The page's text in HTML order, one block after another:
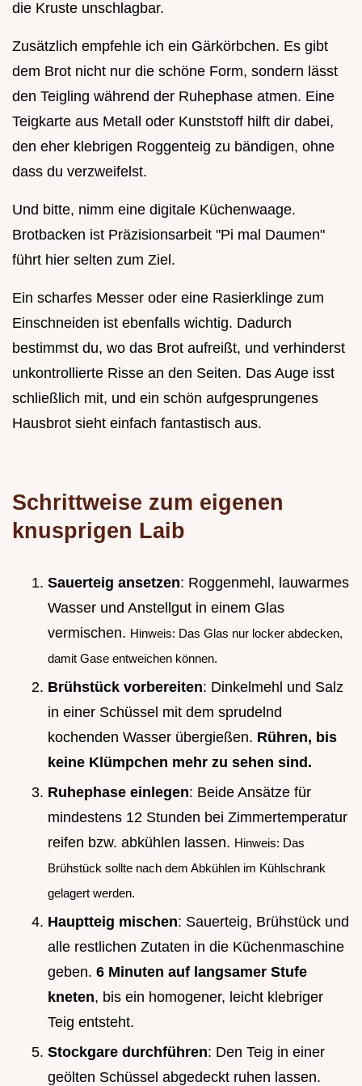
die Kruste unschlagbar.
Zusätzlich empfehle ich ein Gärkörbchen. Es gibt
dem Brot nicht nur die schöne Form, sondern lässt
den Teigling während der Ruhephase atmen. Eine
Teigkarte aus Metall oder Kunststoff hilft dir dabei,
den eher klebrigen Roggenteig zu bändigen, ohne
dass du verzweifelst.
Und bitte, nimm eine digitale Küchenwaage.
Brotbacken ist Präzisionsarbeit "Pi mal Daumen"
führt hier selten zum Ziel.
Ein scharfes Messer oder eine Rasierklinge zum
Einschneiden ist ebenfalls wichtig. Dadurch
bestimmst du, wo das Brot aufreißt, und verhinderst
unkontrollierte Risse an den Seiten. Das Auge isst
schließlich mit, und ein schön aufgesprungenes
Hausbrot sieht einfach fantastisch aus.
Schrittweise zum eigenen
knusprigen Laib
Sauerteig ansetzen: Roggenmehl, lauwarmes
Wasser und Anstellgut in einem Glas
vermischen. Hinweis: Das Glas nur locker abdecken,
damit Gase entweichen können.
Brühstück vorbereiten: Dinkelmehl und Salz
in einer Schüssel mit dem sprudelnd
kochenden Wasser übergießen. Rühren, bis
keine Klümpchen mehr zu sehen sind.
Ruhephase einlegen: Beide Ansätze für
mindestens 12 Stunden bei Zimmertemperatur
reifen bzw. abkühlen lassen. Hinweis: Das
Brühstück sollte nach dem Abkühlen im Kühlschrank
gelagert werden.
Hauptteig mischen: Sauerteig, Brühstück und
alle restlichen Zutaten in die Küchenmaschine
geben. 6 Minuten auf langsamer Stufe
kneten, bis ein homogener, leicht klebriger
Teig entsteht.
Stockgare durchführen: Den Teig in einer
geölten Schüssel abgedeckt ruhen lassen.